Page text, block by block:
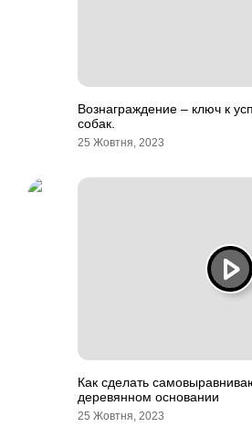
Вознаграждение – ключ к
собак.
25 Жовтня, 2023
Как сделать
деревянном основании
25 Жовтня, 2023